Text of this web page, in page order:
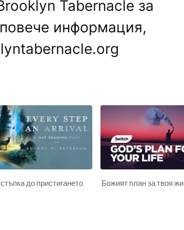
Tabernacle за
информация,
до пристигането Божият план за твоя